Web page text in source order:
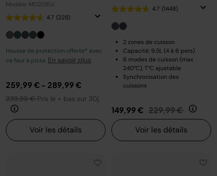
Modèle: MO201EU
4.7 (228)
Housse de protection offerte* avec
ce four à pizza. En savoir plus
259,99 €- 289,99 €
239,99 €Prix le + bas sur 30j
Voir les détails
4.7 (1448)
2 zones de cuisson
Capacité: 9.5L (4 à 6 pers)
6 modes de cuisson (max
240°C), T°C ajustable
Synchronisation des
cuissons
149,99 € Prix réduit de
229,99 € au
Voir les détails